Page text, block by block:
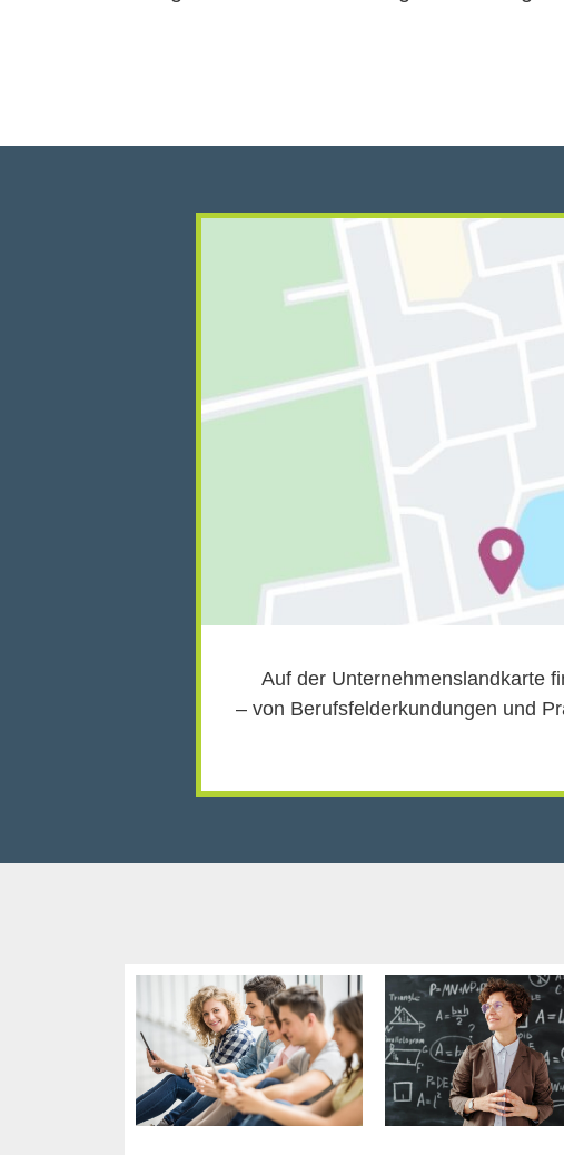
Auf der Unternehmenslandkarte
– von Berufsfelderkundungen und